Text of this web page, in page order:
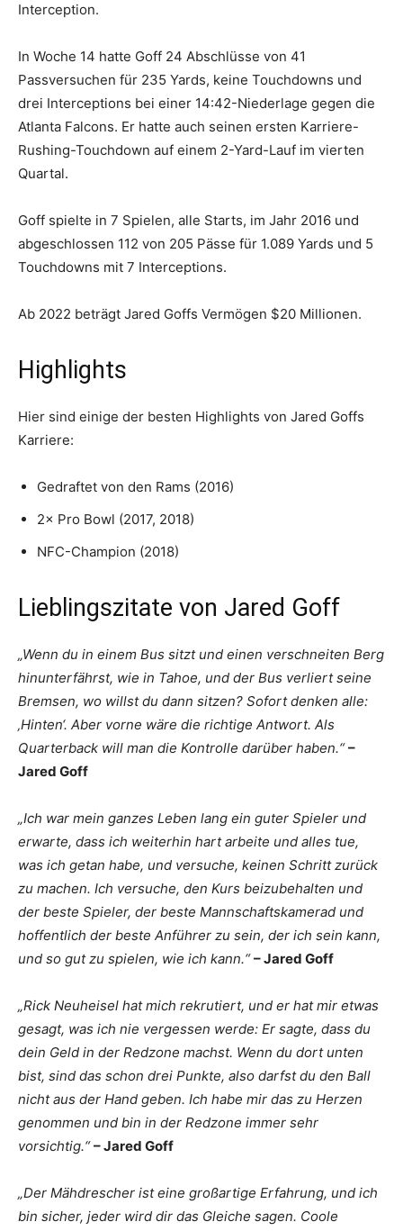
Interception.
In Woche 14 hatte Goff 24 Abschlüsse von 41
Passversuchen für 235 Yards, keine Touchdowns und
drei Interceptions bei einer 14:42-Niederlage gegen die
Atlanta Falcons. Er hatte auch seinen ersten Karriere-
Rushing-Touchdown auf einem 2-Yard-Lauf im vierten
Quartal.
Goff spielte in 7 Spielen, alle Starts, im Jahr 2016 und
abgeschlossen 112 von 205 Pässe für 1.089 Yards und 5
Touchdowns mit 7 Interceptions.
Ab 2022 beträgt Jared Goffs Vermögen $20 Millionen.
Highlights
Hier sind einige der besten Highlights von Jared Goffs
Karriere:
Gedraftet von den Rams (2016)
2× Pro Bowl (2017, 2018)
NFC-Champion (2018)
Lieblingszitate von Jared Goff
„Wenn du in einem Bus sitzt und einen verschneiten Berg
hinunterfährst, wie in Tahoe, und der Bus verliert seine
Bremsen, wo willst du dann sitzen? Sofort denken alle:
‚Hinten‘. Aber vorne wäre die richtige Antwort. Als
Quarterback will man die Kontrolle darüber haben.“–
Jared Goff
„Ich war mein ganzes Leben lang ein guter Spieler und
erwarte, dass ich weiterhin hart arbeite und alles tue,
was ich getan habe, und versuche, keinen Schritt zurück
zu machen. Ich versuche, den Kurs beizubehalten und
der beste Spieler, der beste Mannschaftskamerad und
hoffentlich der beste Anführer zu sein, der ich sein kann,
und so gut zu spielen, wie ich kann.“– Jared Goff
„Rick Neuheisel hat mich rekrutiert, und er hat mir etwas
gesagt, was ich nie vergessen werde: Er sagte, dass du
dein Geld in der Redzone machst. Wenn du dort unten
bist, sind das schon drei Punkte, also darfst du den Ball
nicht aus der Hand geben. Ich habe mir das zu Herzen
genommen und bin in der Redzone immer sehr
vorsichtig.“– Jared Goff
„Der Mähdrescher ist eine großartige Erfahrung, und ich
bin sicher, jeder wird dir das Gleiche sagen. Coole